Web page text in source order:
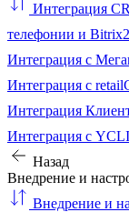
Интеграция
телефонии и
Интеграция с
Интеграция с
Интеграция
Интеграция с
Назад
Внедрение и
Внедрение и